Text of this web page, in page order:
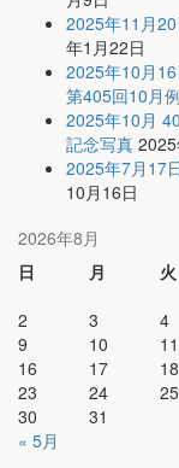
2025年11月
年1月22日
2025年10月
第405回10月
2025年10月
記念写真
2025年7月17
10月16日
2026年8月
日
月 火
2
3 4
9
10 11
16
17 18
23
24 25
30
31
« 5月